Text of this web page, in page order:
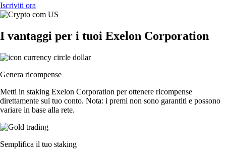
Iscriviti ora
I vantaggi per i tuoi Exelon Corporation
Genera ricompense
Metti in staking Exelon Corporation per ottenere ricompense
direttamente sul tuo conto. Nota: i premi non sono garantiti e possono
variare in base alla rete.
Semplifica il tuo staking